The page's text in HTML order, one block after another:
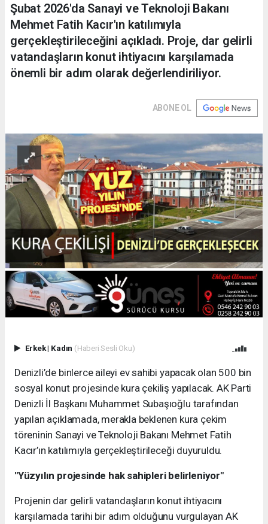
Şubat 2026'da Sanayi ve Teknoloji Bakanı
Mehmet Fatih Kacır'ın katılımıyla
gerçekleştirileceğini açıkladı. Proje, dar gelirli
vatandaşların konut ihtiyacını karşılamada
önemli bir adım olarak değerlendiriliyor.
ABONE OL
Erkek| Kadın (Haberi Sesli Oku)
Denizli’de binlerce aileyi ev sahibi yapacak olan 500 bin
sosyal konut projesinde kura çekiliş yapılacak. AK Parti
Denizli İl Başkanı Muhammet Subaşıoğlu tarafından
yapılan açıklamada, merakla beklenen kura çekim
töreninin Sanayi ve Teknoloji Bakanı Mehmet Fatih
Kacır’ın katılımıyla gerçekleştirileceği duyuruldu.
"Yüzyılın projesinde hak sahipleri belirleniyor"
Projenin dar gelirli vatandaşların konut ihtiyacını
karşılamada tarihi bir adım olduğunu vurgulayan AK